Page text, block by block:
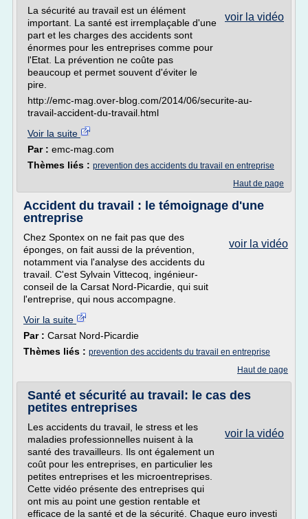
voir la vidéo
La sécurité au travail est un élément
important. La santé est irremplaçable d'une
part et les charges des accidents sont
énormes pour les entreprises comme pour
l'Etat. La prévention ne coûte pas
beaucoup et permet souvent d'éviter le
pire.
http://emc-mag.over-blog.com/2014/06/securite-au-
travail-accident-du-travail.html
Voir la suite
Par : emc-mag.com
Thèmes liés : prevention des accidents du travail en entreprise
Haut de page
Accident du travail : le témoignage d'une
entreprise
voir la vidéo
Chez Spontex on ne fait pas que des
éponges, on fait aussi de la prévention,
notamment via l'analyse des accidents du
travail. C'est Sylvain Vittecoq, ingénieur-
conseil de la Carsat Nord-Picardie, qui suit
l'entreprise, qui nous accompagne.
Voir la suite
Par : Carsat Nord-Picardie
Thèmes liés : prevention des accidents du travail en entreprise
Haut de page
Santé et sécurité au travail: le cas des
petites entreprises
voir la vidéo
Les accidents du travail, le stress et les
maladies professionnelles nuisent à la
santé des travailleurs. Ils ont également un
coût pour les entreprises, en particulier les
petites entreprises et les microentreprises.
Cette vidéo présente des entreprises qui
ont mis au point une gestion rentable et
efficace de la santé et de la sécurité. Chaque euro investi